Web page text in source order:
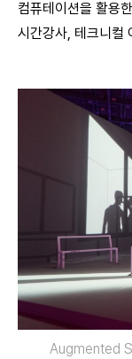
컴퓨테이션을 활용
시간강사, 테크니컬
Augmented